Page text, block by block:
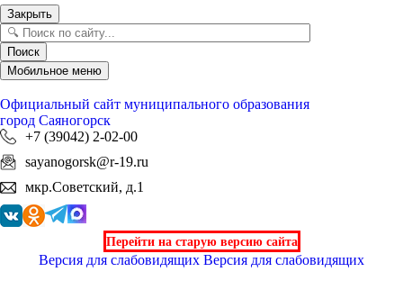
Закрыть
Поиск
Мобильное меню
Официальный сайт муниципального образования
город Саяногорск
+7 (39042) 2-02-00
sayanogorsk@r-19.ru
мкр.Советский, д.1
Перейти на старую версию сайта
Версия для слабовидящих Версия для слабовидящих